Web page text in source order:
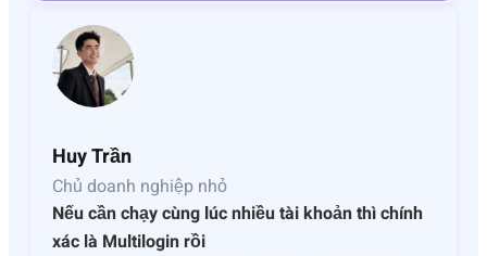
Huy Trần
Chủ doanh nghiệp nhỏ
Nếu cần chạy cùng lúc nhiều tài khoản thì chính
xác là Multilogin rồi